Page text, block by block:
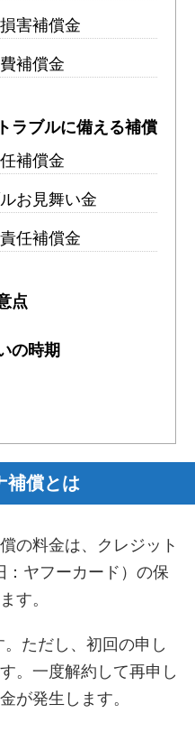
害補償金
補償金
ラブルに備える補償
補償金
お見舞い金
任補償金
点
の時期
補償とは
の料金は、クレジット
：ヤフーカード）の保
す。
。ただし、初回の申し
。一度解約して再申し
が発生します。